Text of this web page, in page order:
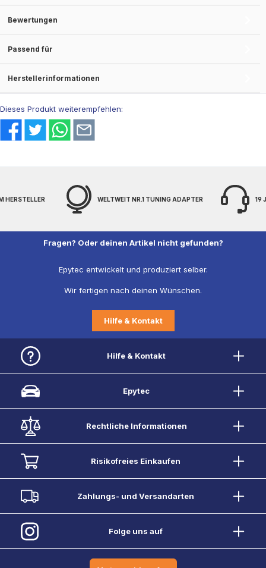
Bewertungen
Passend für
Herstellerinformationen
Dieses Produkt weiterempfehlen:
HERSTELLER WELTWEIT NR.1 TUNING ADAPTER 19
Fragen? Oder deinen Artikel nicht gefunden?
Epytec entwickelt und produziert selber.
Wir fertigen nach deinen Wünschen.
Hilfe & Kontakt
Hilfe & Kontakt
Epytec
Rechtliche Informationen
Risikofreies Einkaufen
Zahlungs- und Versandarten
Folge uns auf